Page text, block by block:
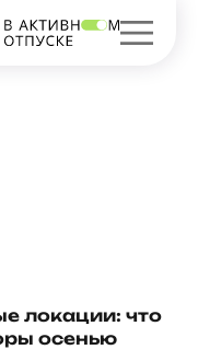
локации: что
осенью